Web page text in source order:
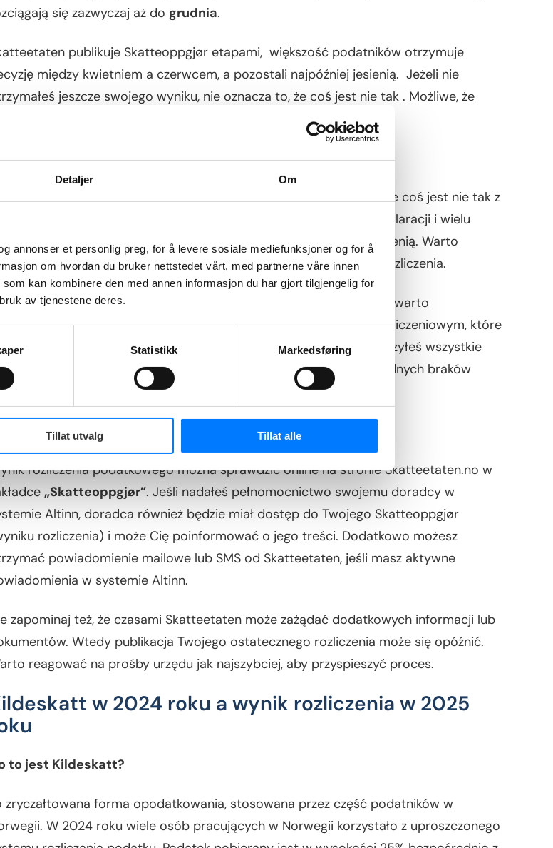
Detaljer Om
annonser et personlig preg, for å levere sosiale mediefunksjoner og for å
om hvordan du bruker nettstedet vårt, med partnerne våre innen
kan kombinere den med annen informasjon du har gjort tilgjengelig for
av tjenestene deres.
Statistikk Markedsføring
Tillat utvalg Tillat alle
się zazwyczaj aż do grudnia.
publikuje Skatteoppgjør etapami, większość podatników otrzymuje
między kwietniem a czerwcem, a pozostali najpóźniej jesienią. Jeżeli nie
jeszcze swojego wyniku, nie oznacza to, że coś jest nie tak . Możliwe, że
dostałeś zwrotu do końca czerwca? Sprawdź, co dalej
informacji o wyniku rozliczenia do końca czerwca nie oznacza, że coś jest nie tak z
zeznaniem podatkowym. Skatteetaten przetwarza miliony deklaracji i wielu
otrzymuje decyzję dopiero w lipcu, sierpniu, a nawet jesienią. Warto
logować się na swoje konto w Altinn i sprawdzać status rozliczenia.
do połowy października nadal nie otrzymasz żadnej informacji, warto
się z norweskim urzędem podatkowym lub biurem rozliczeniowym, które
Ci w złożeniu zeznania.
Warto także sprawdzić, czy dostarczyłeś wszystkie
dokumenty na czas i czy Twoje zgłoszenie nie zawiera żadnych braków
pojawia się informacja o wyniku?
rozliczenia podatkowego można sprawdzić online na stronie Skatteetaten.no w
„Skatteoppgjør”. Jeśli nadałeś pełnomocnictwo swojemu doradcy w
Altinn, doradca również będzie miał dostęp do Twojego Skatteoppgjør
rozliczenia) i może Cię poinformować o jego treści. Dodatkowo możesz
powiadomienie mailowe lub SMS od Skatteetaten, jeśli masz aktywne
w systemie Altinn.
zapominaj też, że czasami Skatteetaten może zażądać dodatkowych informacji lub
Wtedy publikacja Twojego ostatecznego rozliczenia może się opóźnić.
reagować na prośby urzędu jak najszybciej, aby przyspieszyć proces.
w 2024 roku a wynik rozliczenia w 2025
to jest Kildeskatt?
zryczałtowana forma opodatkowania, stosowana przez część podatników w
W 2024 roku wiele osób pracujących w Norwegii korzystało z uproszczonego